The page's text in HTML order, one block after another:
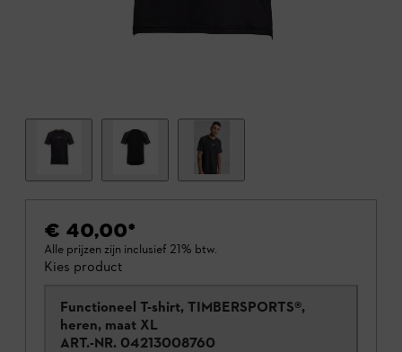
€ 40,00*
Alle prijzen zijn inclusief 21% btw.
Kies product
Functioneel T-shirt, TIMBERSPORTS®,
heren, maat XL
ART.-NR. 04213008760